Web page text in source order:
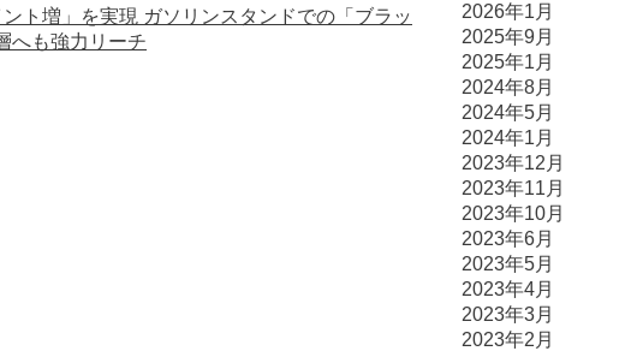
ト増」を実現 ガソリンスタンドでの「ブラッ
へも強力リーチ
2026年1月
2025年9月
2025年1月
2024年8月
2024年5月
2024年1月
2023年12月
2023年11月
2023年10月
2023年6月
2023年5月
2023年4月
2023年3月
2023年2月